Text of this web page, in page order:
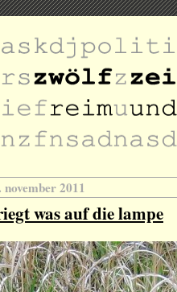
november 2011
was auf die lampe